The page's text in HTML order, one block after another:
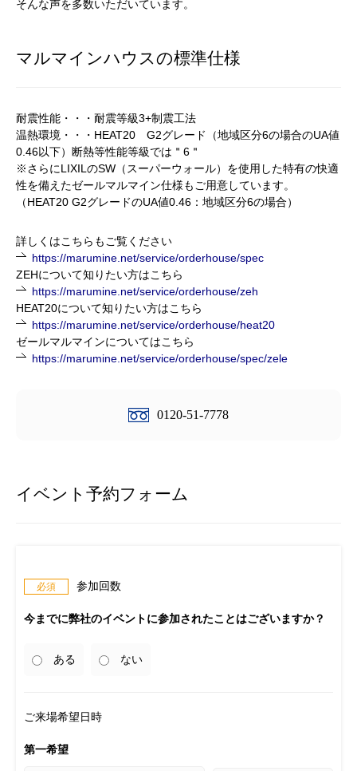
そんな声を多数いただいています。
マルマインハウスの標準仕様
耐震性能・・・耐震等級3+制震工法
温熱環境・・・ HEAT20 G2グレード （地域区分6の場合のUA値
0.46以下）断熱等性能等級では＂6＂
※さらにLIXILのSW （スーパーウォール）を使用した特有の快適
性を備えたゼールマルマイン仕様もご用意しています。
（HEAT20 G2グレードのUA値0.46：地域区分6の場合）
詳しくはこちらもご覧ください
https://marumine.net/service/orderhouse/spec
ZEHについて知りたい方はこちら
https://marumine.net/service/orderhouse/zeh
HEAT20について知りたい方はこちら
https://marumine.net/service/orderhouse/heat20
ゼールマルマインについてはこちら
https://marumine.net/service/orderhouse/spec/zele
0120-51-7778
イベント予約フォーム
参加回数
今までに弊社のイベントに参加されたことはございますか？
ある ない
ご来場希望日時
第一希望